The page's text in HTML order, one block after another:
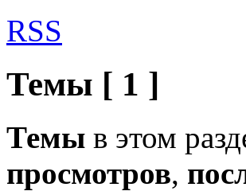
RSS
Темы [ 1 ]
Темы в этом
просмотров,